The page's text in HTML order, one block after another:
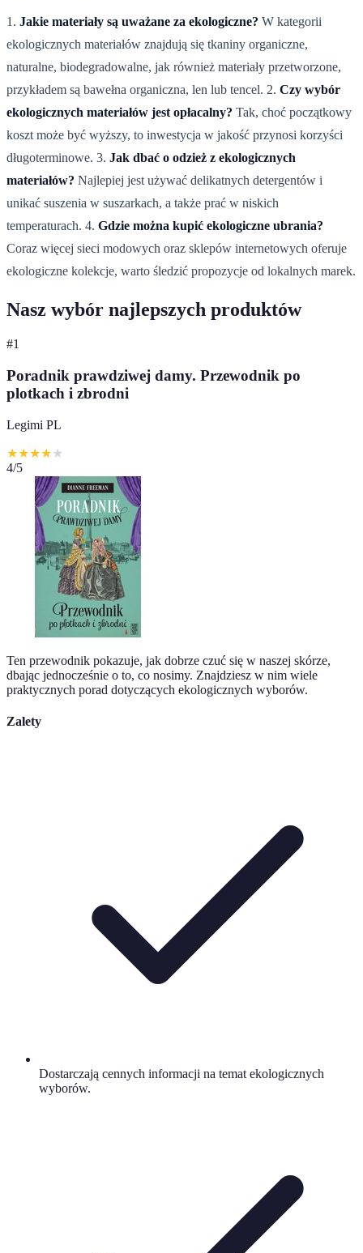
1. Jakie materiały są uważane za ekologiczne? W kategorii
ekologicznych materiałów znajdują się tkaniny organiczne,
naturalne, biodegradowalne, jak również materiały przetworzone,
przykładem są bawełna organiczna, len lub tencel. 2. Czy wybór
ekologicznych materiałów jest opłacalny? Tak, choć początkowy
koszt może być wyższy, to inwestycja w jakość przynosi korzyści
długoterminowe. 3. Jak dbać o odzież z ekologicznych
materiałów? Najlepiej jest używać delikatnych detergentów i
unikać suszenia w suszarkach, a także prać w niskich
temperaturach. 4. Gdzie można kupić ekologiczne ubrania?
Coraz więcej sieci modowych oraz sklepów internetowych oferuje
ekologiczne kolekcje, warto śledzić propozycje od lokalnych marek.
Nasz wybór najlepszych produktów
#1
Poradnik prawdziwej damy. Przewodnik po
plotkach i zbrodni
Legimi PL
★★★★★
4/5
Ten przewodnik pokazuje, jak dobrze czuć się w naszej skórze,
dbając jednocześnie o to, co nosimy. Znajdziesz w nim wiele
praktycznych porad dotyczących ekologicznych wyborów.
Zalety
Dostarczają cennych informacji na temat ekologicznych
wyborów.